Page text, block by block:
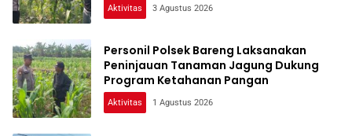
Aktivitas 3 Agustus 2026
Personil Polsek Bareng Laksanakan
Peninjauan Tanaman Jagung Dukung
Program Ketahanan Pangan
Aktivitas 1 Agustus 2026